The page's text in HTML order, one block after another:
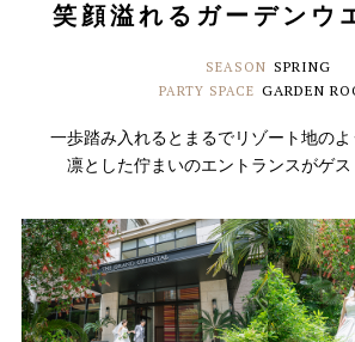
笑顔溢れるガーデンウ
SEASON SPRING
PARTY SPACE GARDEN
一歩踏み入れるとまるでリゾート地のよ
凛とした佇まいのエントランスがゲス